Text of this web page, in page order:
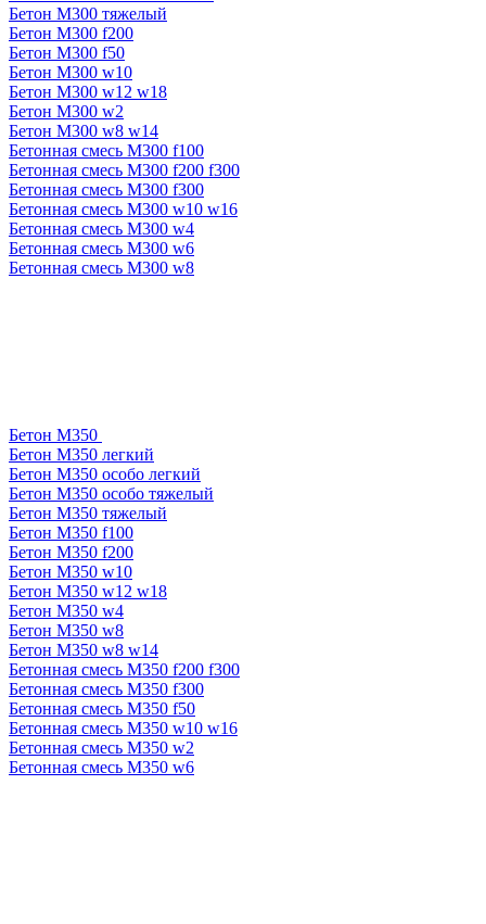
Бетон М300 тяжелый
Бетон М300 f200
Бетон М300 f50
Бетон М300 w10
Бетон М300 w12 w18
Бетон М300 w2
Бетон М300 w8 w14
Бетонная смесь М300 f100
Бетонная смесь М300 f200 f300
Бетонная смесь М300 f300
Бетонная смесь М300 w10 w16
Бетонная смесь М300 w4
Бетонная смесь М300 w6
Бетонная смесь М300 w8
Бетон М350
Бетон М350 легкий
Бетон М350 особо легкий
Бетон М350 особо тяжелый
Бетон М350 тяжелый
Бетон М350 f100
Бетон М350 f200
Бетон М350 w10
Бетон М350 w12 w18
Бетон М350 w4
Бетон М350 w8
Бетон М350 w8 w14
Бетонная смесь М350 f200 f300
Бетонная смесь М350 f300
Бетонная смесь М350 f50
Бетонная смесь М350 w10 w16
Бетонная смесь М350 w2
Бетонная смесь М350 w6